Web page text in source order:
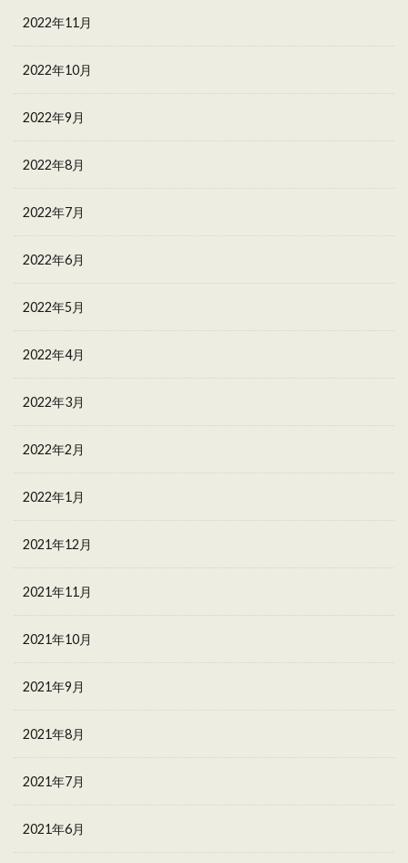
2022年11月
2022年10月
2022年9月
2022年8月
2022年7月
2022年6月
2022年5月
2022年4月
2022年3月
2022年2月
2022年1月
2021年12月
2021年11月
2021年10月
2021年9月
2021年8月
2021年7月
2021年6月